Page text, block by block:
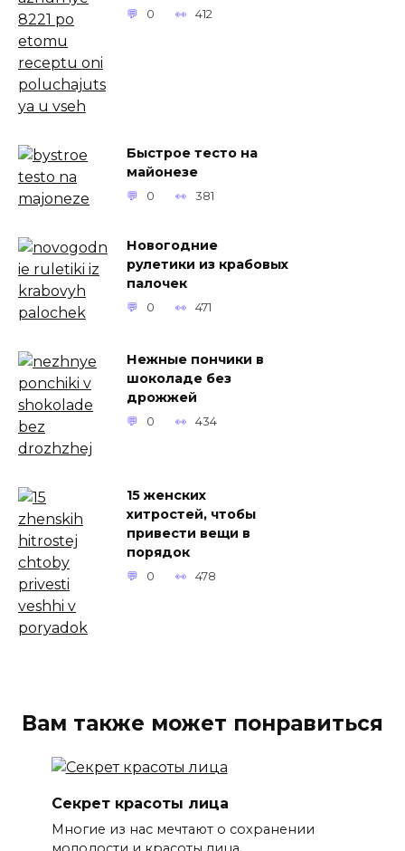
0 412
Быстрое тесто на
майонезе
0 381
Новогодние
рулетики из крабовых
палочек
0 471
Нежные пончики в
шоколаде без
дрожжей
0 434
15 женских
хитростей, чтобы
привести вещи в
порядок
0 478
Вам также может понравиться
Секрет красоты лица
Многие из нас мечтают о сохранении